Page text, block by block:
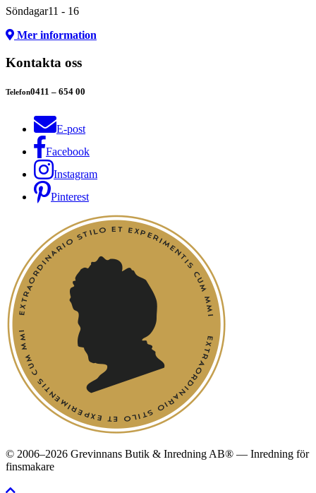
Söndagar11 - 16
Mer information
Kontakta oss
Telefon0411 – 654 00
E-post
Facebook
Instagram
Pinterest
© 2006–2026 Grevinnans Butik & Inredning AB® — Inredning för
finsmakare